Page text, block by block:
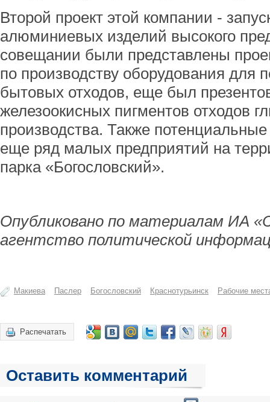
Второй проект этой компании -
алюминиевых изделий высокого
совещании были представлены
по производству оборудования для
бытовых отходов, еще был
железоокисных пигментов отходов
производства. Также
еще ряд малых предприятий на
парка «Богословский».
Опубликовано по материалам ИА
агентство политической
Макиева Паслер Богословский Краснотурьинск Рабочие
Распечатать
Оставить комментарий